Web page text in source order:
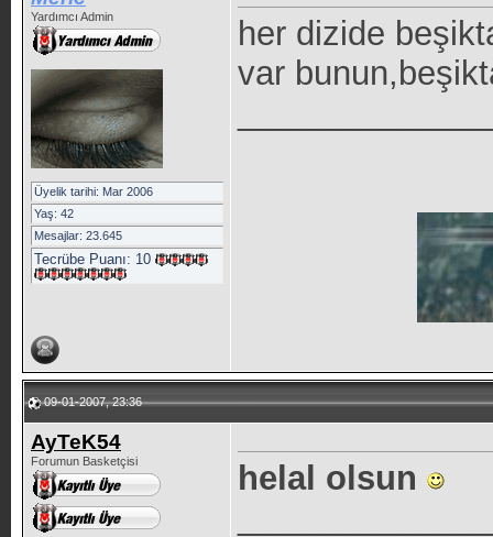
Yardımcı Admin
Üyelik tarihi: Mar 2006
Yaş: 42
Mesajlar: 23.645
Tecrübe Puanı: 10
her dizide
var
09-01-2007, 23:36
AyTeK54
Forumun Basketçisi
helal olsun